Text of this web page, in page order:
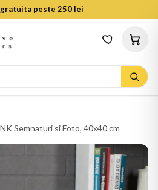
peste 250 lei
Semnaturi si Foto, 40x40 cm